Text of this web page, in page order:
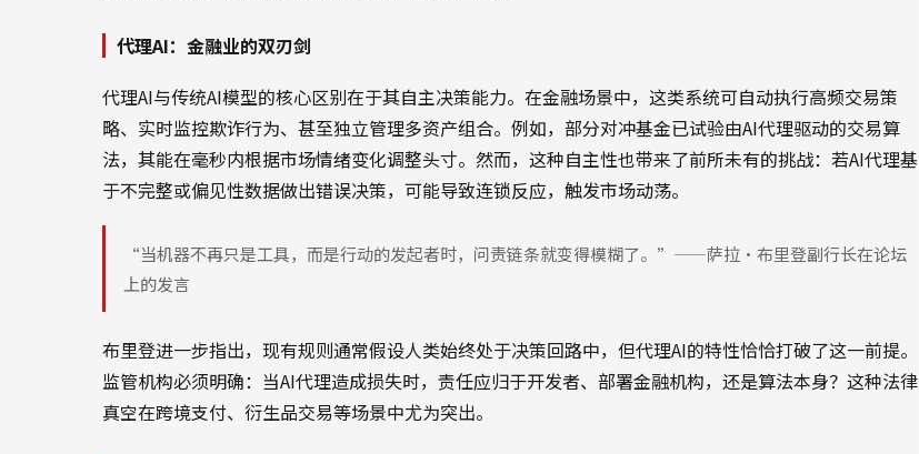
代理AI：金融业的双刃剑
代理AI与传统AI模型的核心区别在于其自主决策能力。在金融场景中，这类系统可自动执行高频交易策
略、实时监控欺诈行为、甚至独立管理多资产组合。例如，部分对冲基金已试验由AI代理驱动的交易算
法，其能在毫秒内根据市场情绪变化调整头寸。然而，这种自主性也带来了前所未有的挑战：若AI代理基
于不完整或偏见性数据做出错误决策，可能导致连锁反应，触发市场动荡。
“当机器不再只是工具，而是行动的发起者时，问责链条就变得模糊了。”——萨拉·布里登副行长在论坛
上的发言
布里登进一步指出，现有规则通常假设人类始终处于决策回路中，但代理AI的特性恰恰打破了这一前提。
监管机构必须明确：当AI代理造成损失时，责任应归于开发者、部署金融机构，还是算法本身？这种法律
真空在跨境支付、衍生品交易等场景中尤为突出。